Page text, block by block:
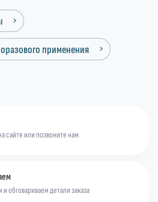
применения
сайте или позвоните нам
обговариваем детали заказа